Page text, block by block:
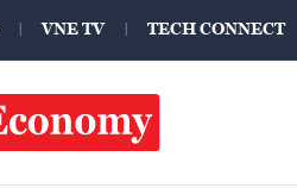
VNE TV TECH CONNECT